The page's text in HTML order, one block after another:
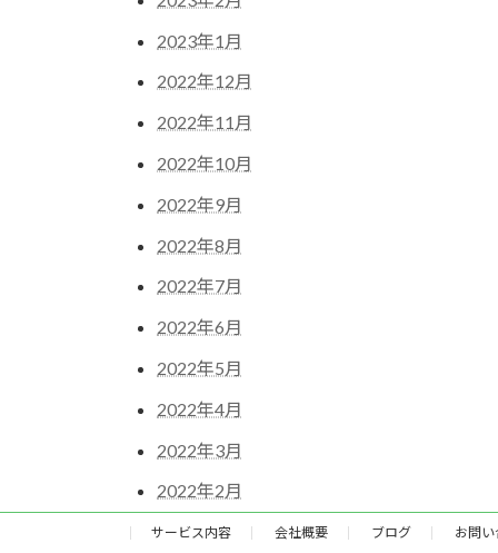
2023年1月
2022年12月
2022年11月
2022年10月
2022年9月
2022年8月
2022年7月
2022年6月
2022年5月
2022年4月
2022年3月
2022年2月
サービス内容 会社概要 ブログ お問